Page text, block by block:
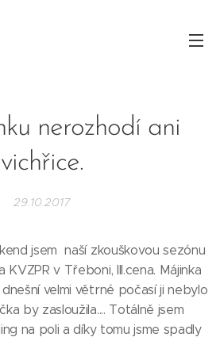
nerozhodí ani
vichřice.
29.10.2017
jsem naší zkouškovou sezónu
KVZPR v Třeboni, III.cena. Májinka
velmi větrné počasí ji nebylo
by zasloužila.... Totálně jsem
na poli a díky tomu jsme spadly